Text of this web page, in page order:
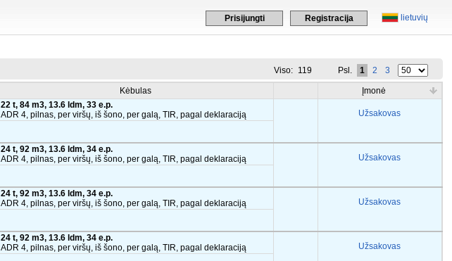
lietuvių
Prisijungti Registracija
Viso: 119 Psl. 1 2 3
Kėbulas
Įmonė
22 t, 84 m3, 13.6 ldm, 33 e.p.
ADR 4, pilnas, per viršų, iš šono, per galą, TIR, pagal deklaraciją
Užsakovas
24 t, 92 m3, 13.6 ldm, 34 e.p.
ADR 4, pilnas, per viršų, iš šono, per galą, TIR, pagal deklaraciją
Užsakovas
24 t, 92 m3, 13.6 ldm, 34 e.p.
ADR 4, pilnas, per viršų, iš šono, per galą, TIR, pagal deklaraciją
Užsakovas
24 t, 92 m3, 13.6 ldm, 34 e.p.
ADR 4, pilnas, per viršų, iš šono, per galą, TIR, pagal deklaraciją
Užsakovas